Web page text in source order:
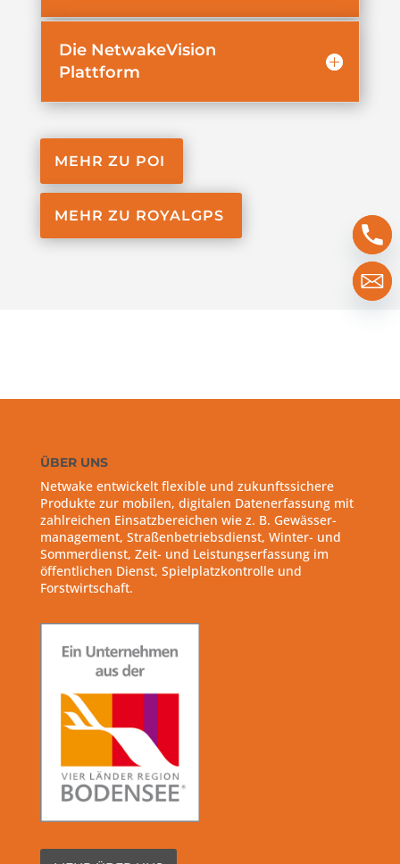
Die NetwakeVision
Plattform
MEHR ZU POI
MEHR ZU ROYALGPS
ÜBER UNS
Netwake entwickelt flexible und zukunftssichere
Produkte zur mobilen, digitalen Datenerfassung mit
zahlreichen Einsatzbereichen wie z. B. Gewässer-
management, Straßenbetriebsdienst, Winter- und
Sommerdienst, Zeit- und Leistungserfassung im
öffentlichen Dienst, Spielplatzkontrolle und
Forstwirtschaft.